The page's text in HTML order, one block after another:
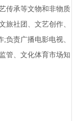
传承等文物和非物质
旅社团、文艺创作、
负责广播电影电视、
管、文化体育市场知